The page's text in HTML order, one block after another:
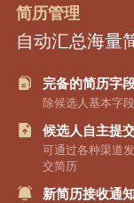
简历管理
自动汇总海量
完备的简历字
除候选人基本字
候选人自主提
可通过各种渠道
交简历
新简历接收通